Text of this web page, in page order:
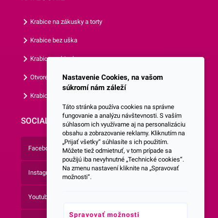
Krabice na zákusky a torty
Krabice bez uška
Krabice s okienkom
Otvorená krabica
Krabice s vlastným logom
SOCIALNE SIETE
Facebook
Instagram
Youtube
Nastavenie Cookies, na vašom
súkromí nám záleží
Táto stránka používa cookies na správne
fungovanie a analýzu návštevnosti. S vaším
súhlasom ich využívame aj na personalizáciu
obsahu a zobrazovanie reklamy. Kliknutím na
„Prijať všetky“ súhlasíte s ich použitím.
Môžete tiež odmietnuť, v tom prípade sa
použijú iba nevyhnutné „Technické cookies“.
Na zmenu nastavení kliknite na „Spravovať
možnosti“.
Spravovať možnosti